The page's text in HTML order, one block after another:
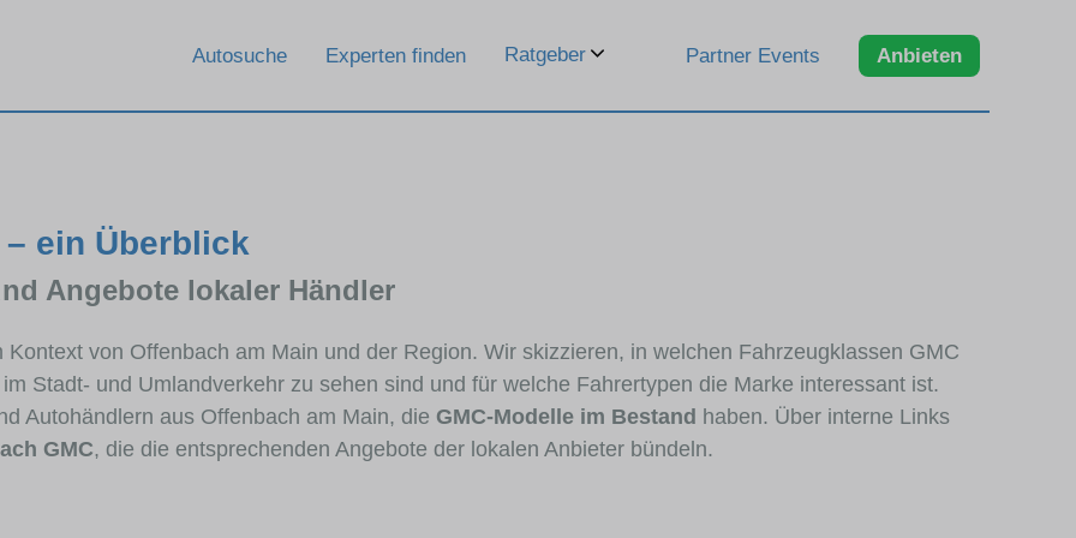
Autosuche Experten finden Ratgeber Partner Events Anbieten
ein Überblick
Angebote lokaler Händler
von Offenbach am Main und der Region. Wir skizzieren, in welchen Fahrzeugklassen GMC
Stadt- und Umlandverkehr zu sehen sind und für welche Fahrertypen die Marke interessant ist.
Autohändlern aus Offenbach am Main, die GMC-Modelle im Bestand haben. Über interne Links
GMC, die die entsprechenden Angebote der lokalen Anbieter bündeln.